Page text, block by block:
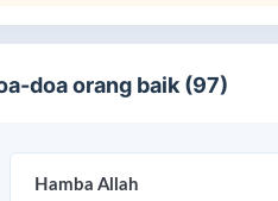
Obat-obatan dan alat medis
doa orang baik (97)
Hamba Allah